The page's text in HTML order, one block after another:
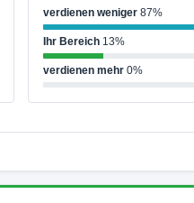
verdienen weniger 87%
Ihr Bereich 13%
verdienen mehr 0%